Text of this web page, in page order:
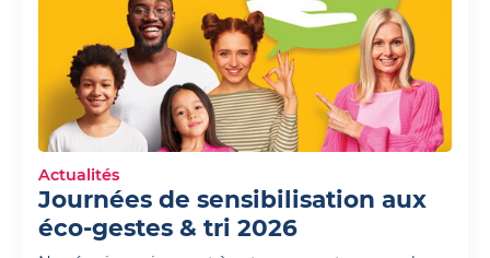
Actualités
Journées de sensibilisation aux
éco-gestes & tri 2026